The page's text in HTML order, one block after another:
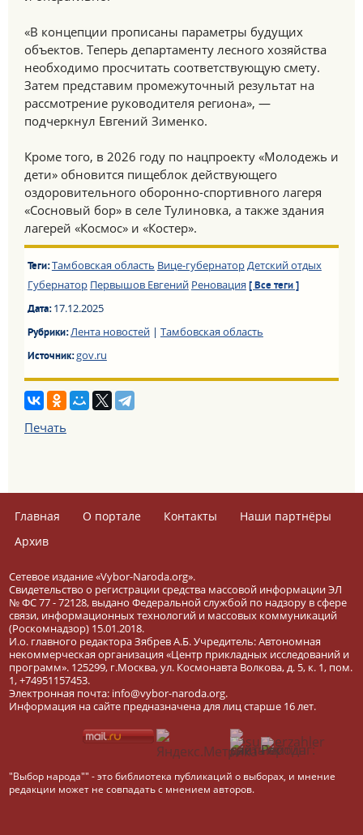
«В концепции прописаны параметры будущих
объектов. Теперь департаменту лесного хозяйства
необходимо просчитать соответствующую смету.
Затем представим промежуточный результат на
рассмотрение руководителя региона», —
подчеркнул Евгений Зименко.
Кроме того, в 2026 году по нацпроекту «Молодежь и
дети» обновится пищеблок действующего
оздоровительного оборонно-спортивного лагеря
«Сосновый бор» в селе Тулиновка, а также здания
лагерей «Космос» и «Костер».
Теги:Тамбовская область Вице-губернаторДетский отдых
Губернатор Первышов Евгений Реновация [ Все теги ]
Дата:17.12.2025
Рубрики:Лента новостей| Тамбовская область
Источник:gov.ru
Печать
Главная О портале Контакты
Наши партнёры
Архив
Сетевое издание «Vybor-Naroda.org».
Свидетельство о регистрации средства массовой информации ЭЛ
№ ФС 77 - 72128, выдано Федеральной службой по надзору в сфере
связи, информационных технологий и массовых коммуникаций
(Роскомнадзор) 15.01.2018.
И.о. главного редактора Зябрев А.Б. Учредитель: Автономная
некоммерческая организация «Центр прикладных исследований и
программ». 125299, г.Москва, ул. Космонавта Волкова, д. 5, к. 1, пом.
1, +74951157453.
Электронная почта: info@vybor-naroda.org.
Информация на сайте предназначена для лиц старше 16 лет.
"Выбор народа"" - это библиотека публикаций о выборах, и мнение
редакции может не совпадать с мнением авторов.